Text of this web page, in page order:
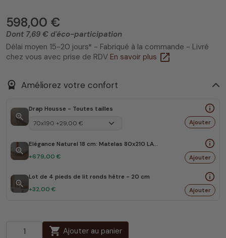
598,00 €
Dont 7,69 € d'éco-participation
Délai moyen 15-20 jours* - Fabriqué à la commande - Livré
chez vous avec prise de RDV En savoir plus open_in_new
workspace_premium Améliorez votre confort
zoom_in
Drap Housse - Toutes tailles info_outline
Ajouter
zoom_in
Elégance Naturel 18 cm: Matelas 80x210 LATEX NATUREL BIO info_outline
+679,00 € Ajouter
zoom_in
Lot de 4 pieds de lit ronds hêtre - 20 cm info_outline
+32,00 € Ajouter
shopping_cart Ajouter au panier